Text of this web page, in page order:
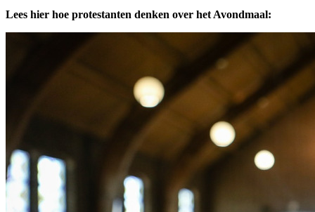
Lees hier hoe protestanten denken over het Avondmaal: